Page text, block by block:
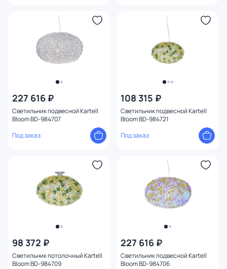
227 616 ₽
Светильник подвесной Kartell
Bloom BD-984707
Под заказ
108 315 ₽
Светильник подвесной Kartell
Bloom BD-984721
Под заказ
98 372 ₽
Светильник потолочный Kartell
Bloom BD-984709
227 616 ₽
Светильник подвесной Kartell
Bloom BD-984706